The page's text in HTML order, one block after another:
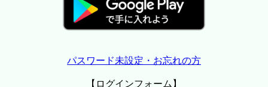
パスワード未設定・お忘れの方
【ログインフォーム】